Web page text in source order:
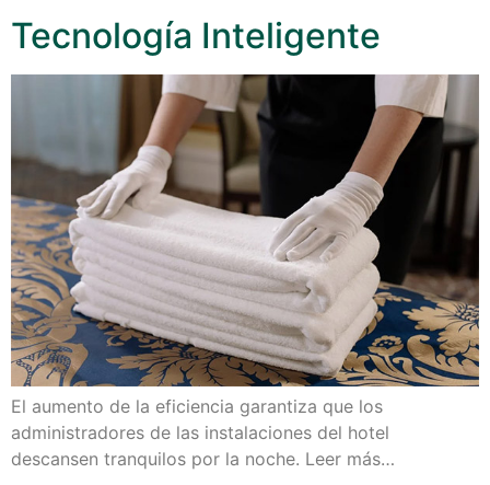
Tecnología Inteligente
El aumento de la eficiencia garantiza que los
administradores de las instalaciones del hotel
descansen tranquilos por la noche. Leer más…